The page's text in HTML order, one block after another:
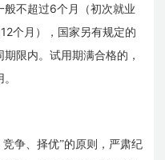
般不超过6个月（初次就业
12个月），国家另有规定的
限内。试用期满合格的，
争、择优”的原则，严肃纪